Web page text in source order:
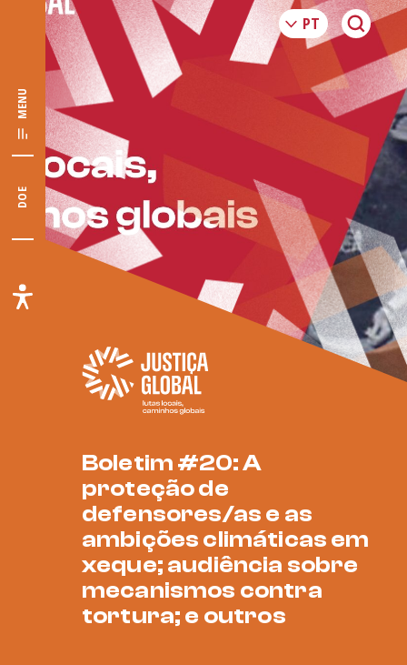
MENU
DOE
Boletim #20: A
proteção de
defensores/as e as
ambições climáticas em
xeque; audiência sobre
mecanismos contra
tortura; e outros